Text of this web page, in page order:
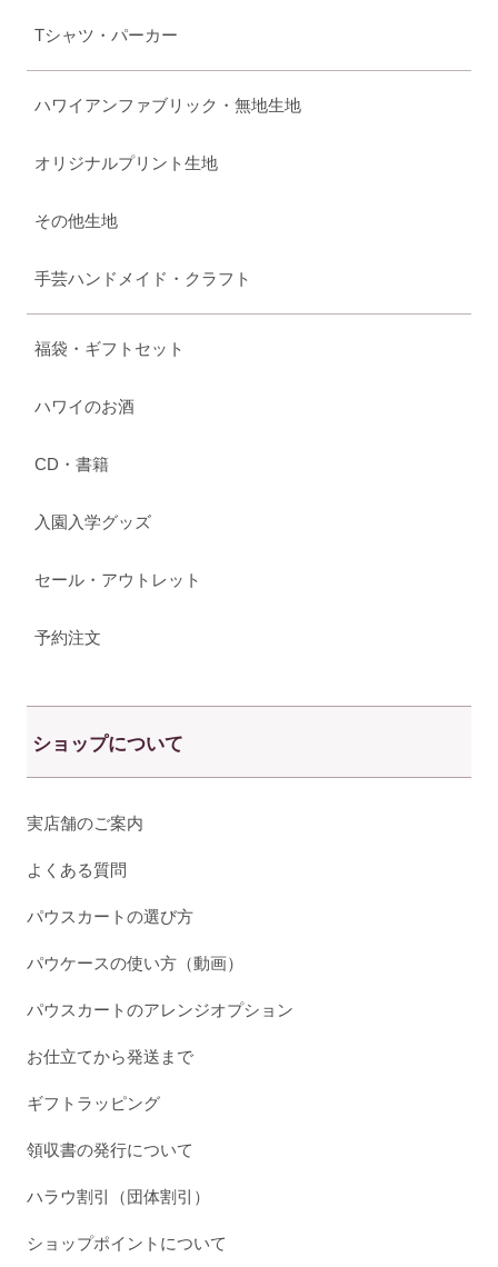
Tシャツ・パーカー
ハワイアンファブリック・無地生地
オリジナルプリント生地
その他生地
手芸ハンドメイド・クラフト
福袋・ギフトセット
ハワイのお酒
CD・書籍
入園入学グッズ
セール・アウトレット
予約注文
ショップについて
実店舗のご案内
よくある質問
パウスカートの選び方
パウケースの使い方（動画）
パウスカートのアレンジオプション
お仕立てから発送まで
ギフトラッピング
領収書の発行について
ハラウ割引（団体割引）
ショップポイントについて